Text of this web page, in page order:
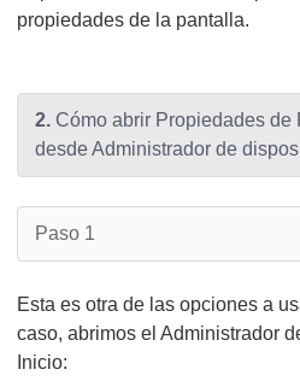
propiedades de la pantalla.
2. Cómo abrir Propiedades de
desde Administrador de
Paso 1
Esta es otra de las opciones a
caso, abrimos el Administrador
Inicio: